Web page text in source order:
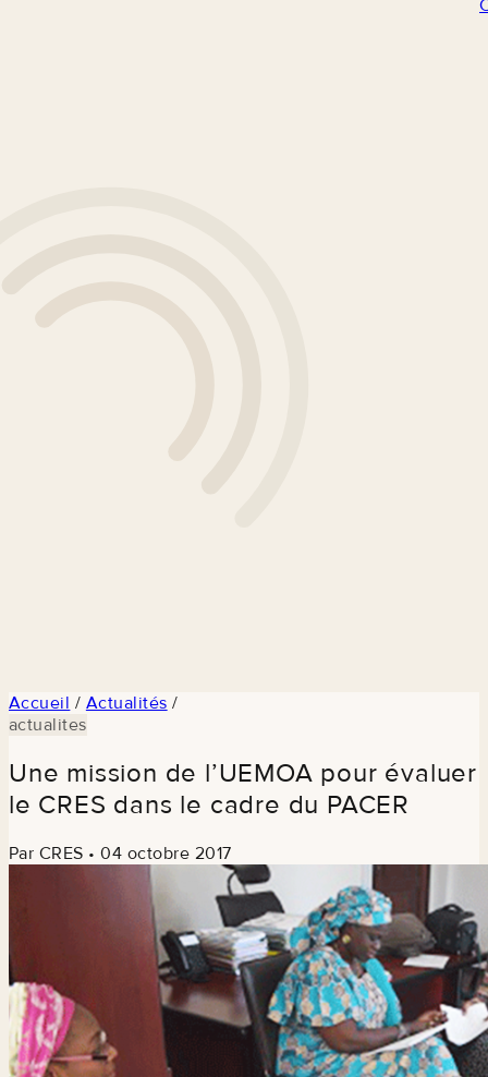
Accueil / Actualités /
actualites
Une mission de l’UEMOA pour évaluer
le CRES dans le cadre du PACER
Par CRES • 04 octobre 2017